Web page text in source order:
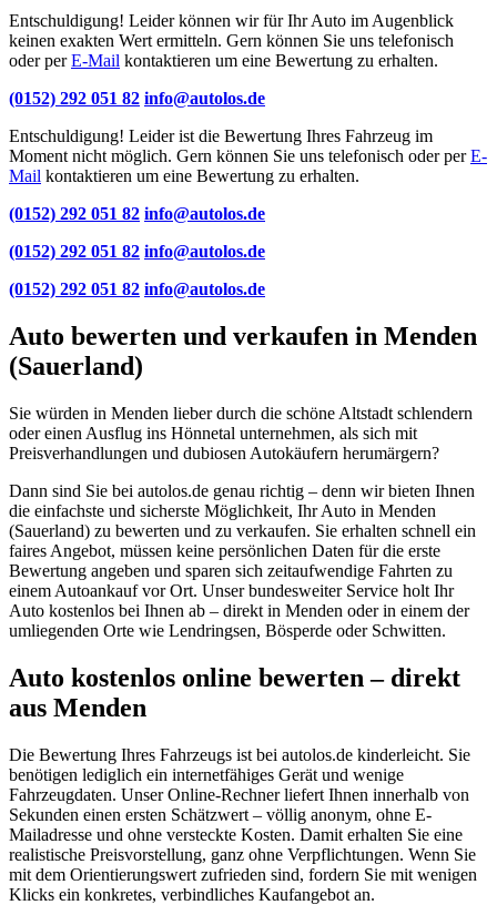
Entschuldigung! Leider können wir für Ihr Auto im Augenblick
keinen exakten Wert ermitteln. Gern können Sie uns telefonisch
oder perE-Mail kontaktieren um eine Bewertung zu erhalten.
(0152) 292 051 82 info@autolos.de
Entschuldigung! Leider ist die Bewertung Ihres Fahrzeug im
Moment nicht möglich. Gern können Sie uns telefonisch oder perE-
Mail kontaktieren um eine Bewertung zu erhalten.
(0152) 292 051 82 info@autolos.de
(0152) 292 051 82 info@autolos.de
(0152) 292 051 82 info@autolos.de
Auto bewerten und verkaufen in Menden
(Sauerland)
Sie würden in Menden lieber durch die schöne Altstadt schlendern
oder einen Ausflug ins Hönnetal unternehmen, als sich mit
Preisverhandlungen und dubiosen Autokäufern herumärgern?
Dann sind Sie bei autolos.de genau richtig – denn wir bieten Ihnen
die einfachste und sicherste Möglichkeit, Ihr Auto in Menden
(Sauerland) zu bewerten und zu verkaufen. Sie erhalten schnell ein
faires Angebot, müssen keine persönlichen Daten für die erste
Bewertung angeben und sparen sich zeitaufwendige Fahrten zu
einem Autoankauf vor Ort. Unser bundesweiter Service holt Ihr
Auto kostenlos bei Ihnen ab – direkt in Menden oder in einem der
umliegenden Orte wie Lendringsen, Bösperde oder Schwitten.
Auto kostenlos online bewerten – direkt
aus Menden
Die Bewertung Ihres Fahrzeugs ist bei autolos.de kinderleicht. Sie
benötigen lediglich ein internetfähiges Gerät und wenige
Fahrzeugdaten. Unser Online-Rechner liefert Ihnen innerhalb von
Sekunden einen ersten Schätzwert – völlig anonym, ohne E-
Mailadresse und ohne versteckte Kosten. Damit erhalten Sie eine
realistische Preisvorstellung, ganz ohne Verpflichtungen. Wenn Sie
mit dem Orientierungswert zufrieden sind, fordern Sie mit wenigen
Klicks ein konkretes, verbindliches Kaufangebot an.